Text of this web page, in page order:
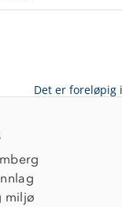
Det er foreløpig
miljø